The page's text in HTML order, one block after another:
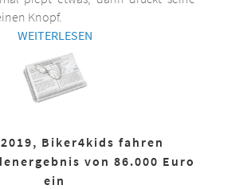
Knopf.
WEITERLESEN
Biker4kids fahren
von 86.000 Euro
ein